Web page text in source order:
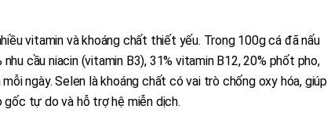
vitamin và khoáng chất thiết yếu. Trong 100g cá đã nấu
cầu niacin (vitamin B3), 31% vitamin B12, 20% phốt pho,
ngày. Selen là khoáng chất có vai trò chống oxy hóa, giúp
tự do và hỗ trợ hệ miễn dịch.